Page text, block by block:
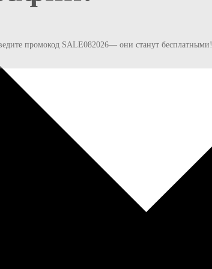
промокод SALE082026— они станут бесплатными!